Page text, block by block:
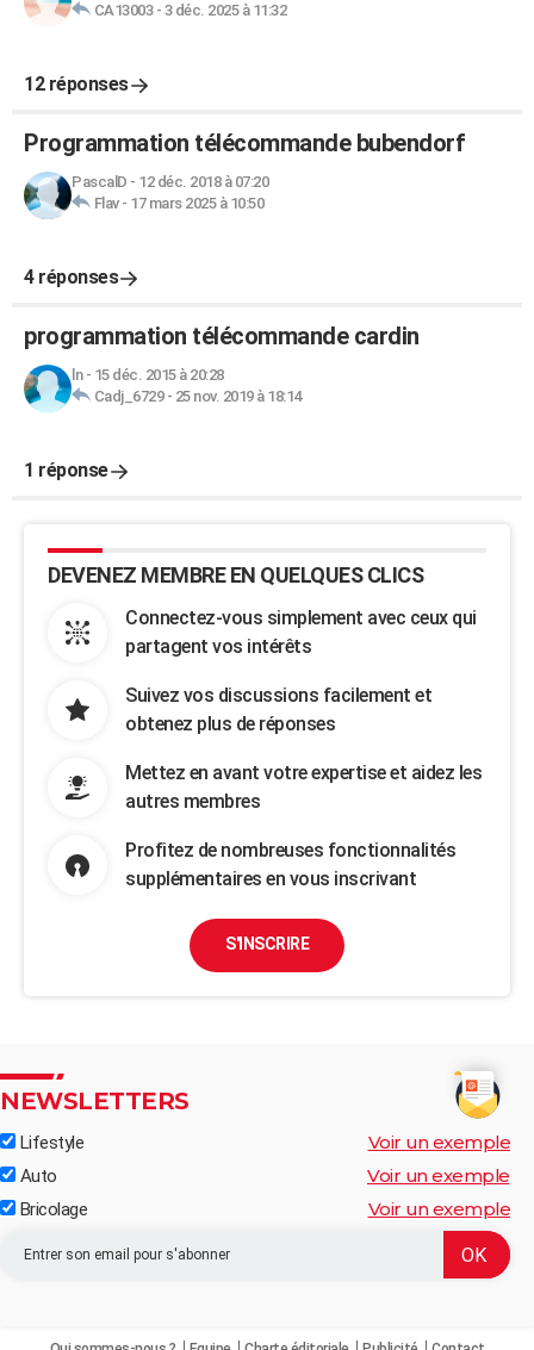
CA13003- 3 déc. 2025 à 11:32
12 réponses
Programmation télécommande bubendorf
PascalD - 12 déc. 2018 à 07:20
Flav- 17 mars 2025 à 10:50
4 réponses
programmation télécommande cardin
ln- 15 déc. 2015 à 20:28
Cadj_6729- 25 nov. 2019 à 18:14
1 réponse
DEVENEZ MEMBRE EN QUELQUES CLICS
Connectez-vous simplement avec ceux qui
partagent vos intérêts
Suivez vos discussions facilement et
obtenez plus de réponses
Mettez en avant votre expertise et aidez les
autres membres
Profitez de nombreuses fonctionnalités
supplémentaires en vous inscrivant
S'INSCRIRE
NEWSLETTERS
Lifestyle Voir un exemple
Auto Voir un exemple
Bricolage Voir un exemple